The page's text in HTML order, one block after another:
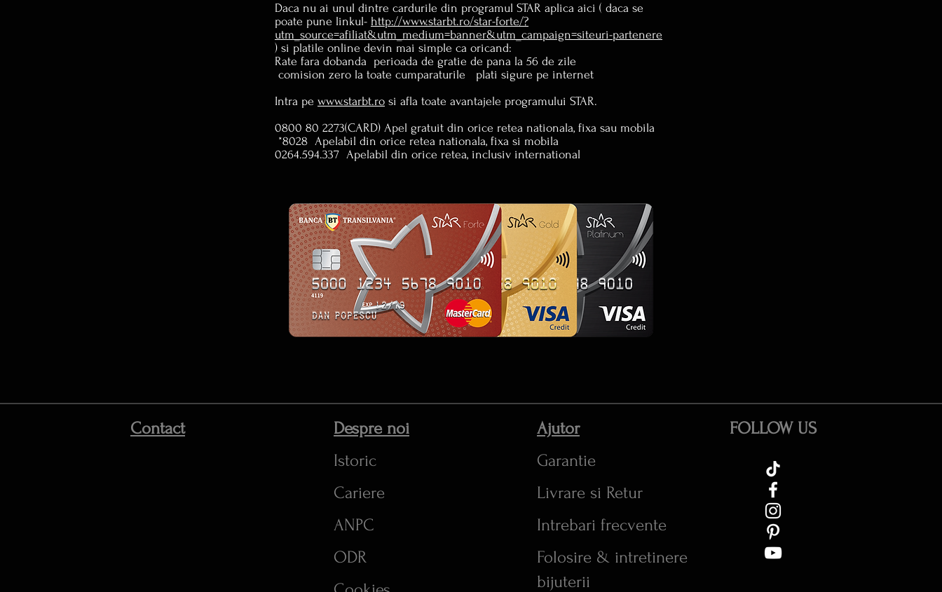
Daca nu ai unul dintre cardurile din programul STAR aplica aici ( daca se
poate pune linkul- http://www.starbt.ro/star-forte/?
utm_source=afiliat&utm_medium=banner&utm_campaign=siteuri-partenere
) si platile online devin mai simple ca oricand:
Rate fara dobanda perioada de gratie de pana la 56 de zile
comision zero la toate cumparaturile plati sigure pe internet
Intra pe www.starbt.ro si afla toate avantajele programului STAR.
0800 80 2273(CARD) Apel gratuit din orice retea nationala, fixa sau mobila
*8028 Apelabil din orice retea nationala, fixa si mobila
0264.594.337 Apelabil din orice retea, inclusiv international
Contact
Despre noi
Istoric
Cariere
ANPC
ODR
Ajutor
FOLLOW US
Garantie
Livrare si Retur
Intrebari frecvente
Folosire & intretinere
bijuterii